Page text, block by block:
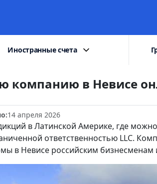
Иностранные счета
компанию в Невисе
14 апреля 2026
в Латинской Америке, где можно
ответственностью LLC.
в Невисе российским бизнесменам